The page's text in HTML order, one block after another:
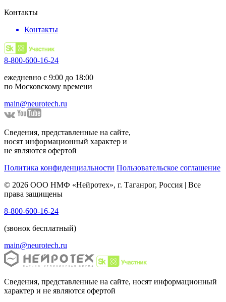
Контакты
Контакты
8-800-600-16-24
ежедневно с 9:00 до 18:00
по Московскому времени
main@neurotech.ru
Сведения, представленные на сайте,
носят информационный характер и
не являются офертой
Политика конфиденциальности Пользовательское соглашение
© 2026 ООО НМФ «Нейротех», г. Таганрог, Россия | Все
права защищены
8-800-600-16-24
(звонок бесплатный)
main@neurotech.ru
Сведения, представленные на сайте, носят информационный
характер и не являются офертой